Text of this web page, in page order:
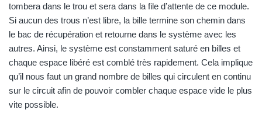
tombera dans le trou et sera dans la file d’attente de ce module.
Si aucun des trous n’est libre, la bille termine son chemin dans
le bac de récupération et retourne dans le système avec les
autres. Ainsi, le système est constamment saturé en billes et
chaque espace libéré est comblé très rapidement. Cela implique
qu’il nous faut un grand nombre de billes qui circulent en continu
sur le circuit afin de pouvoir combler chaque espace vide le plus
vite possible.